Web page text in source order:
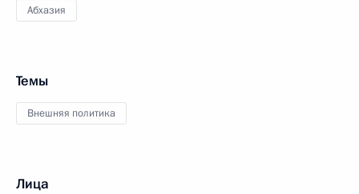
Абхазия
Темы
Внешняя политика
Лица